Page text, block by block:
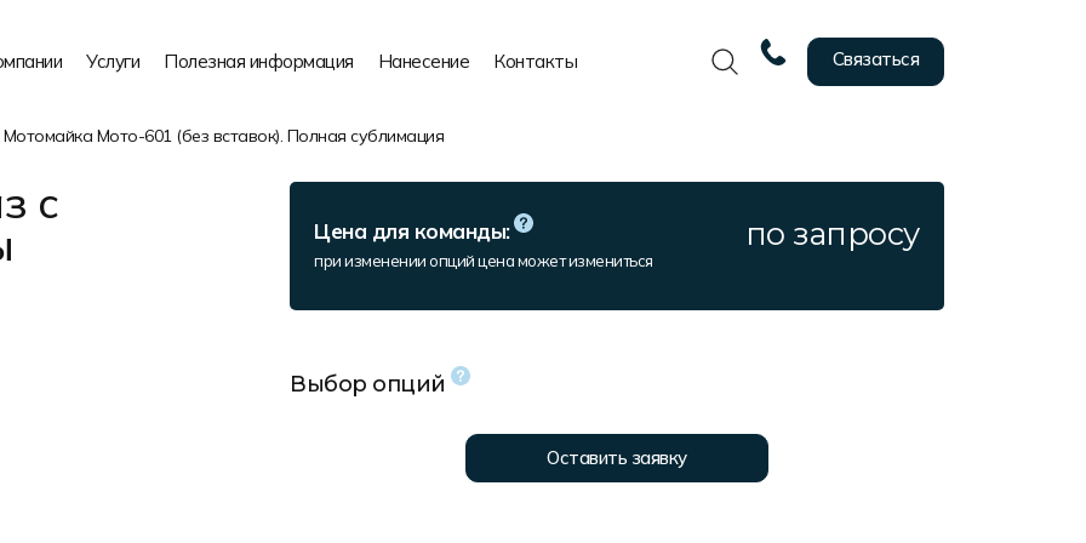
Услуги Полезная информация Нанесение Контакты Связаться
Мотомайка Мото-601 (без вставок). Полная сублимация
с
Цена для команды:
при изменении опций цена может измениться
по запросу
Выбор опций
Оставить заявку